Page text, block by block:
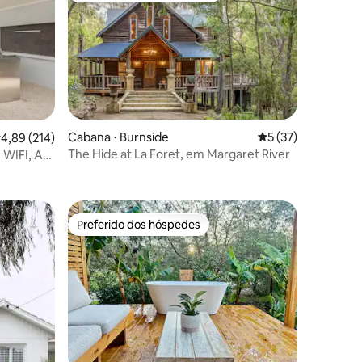
de uma avaliação média de 5, 214 avaliações
4,89 (214)
Ar-
Cabana ⋅ Burnside 5 de uma
5 (37)
The Hide at La Foret, em Margaret River
hóspedes Preferido dos hóspedes
Preferido dos hóspedes